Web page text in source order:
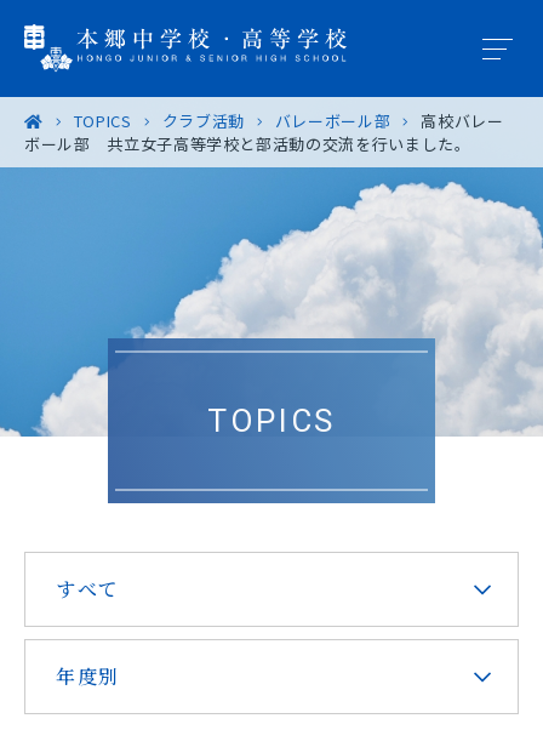
学園概要
入試案内
進路・進学
卒業生の皆様へ
在校生・保護者の皆様へ
TOPICS クラブ活動 バレーボール部
高校バレー
ボール部 共立女子高等学校と部活動の交流を行いました。
TOPICS
すべて
年度別